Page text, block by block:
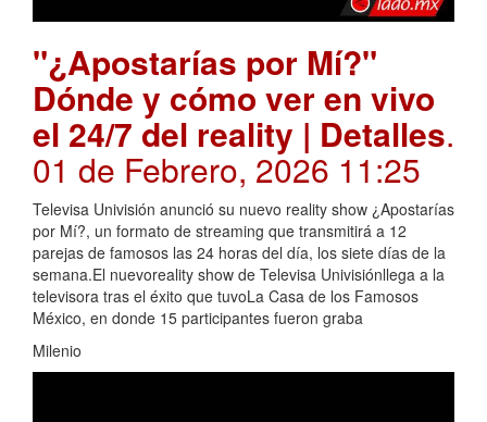
"¿Apostarías por Mí?"
Dónde y cómo ver en vivo
el 24/7 del reality | Detalles.
01 de Febrero, 2026 11:25
Televisa Univisión anunció su nuevo reality show ¿Apostarías
por Mí?, un formato de streaming que transmitirá a 12
parejas de famosos las 24 horas del día, los siete días de la
semana.El nuevoreality show de Televisa Univisiónllega a la
televisora tras el éxito que tuvoLa Casa de los Famosos
México, en donde 15 participantes fueron graba
Milenio